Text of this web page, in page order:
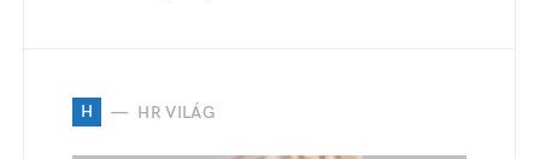
H HR VILÁG